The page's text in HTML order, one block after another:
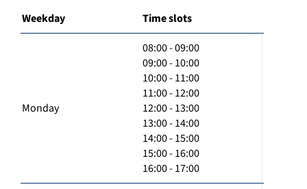
Weekday Time slots
Monday
08:00 - 09:00
09:00 - 10:00
10:00 - 11:00
11:00 - 12:00
12:00 - 13:00
13:00 - 14:00
14:00 - 15:00
15:00 - 16:00
16:00 - 17:00